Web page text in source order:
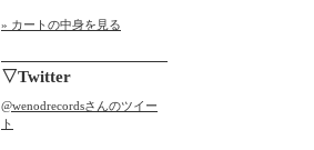
» カートの中身を見る
▽Twitter
@wenodrecordsさんのツイー
ト